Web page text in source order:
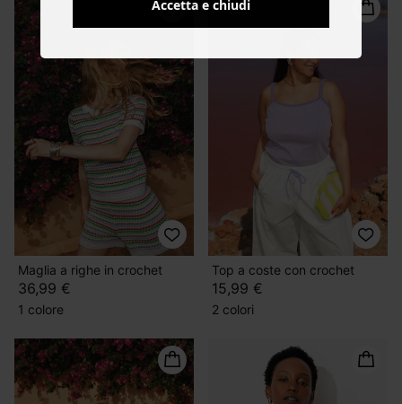
Maglia a righe in crochet
36,99 €
1 colore
Top a coste con crochet
15,99 €
2 colori
Accetta e chiudi